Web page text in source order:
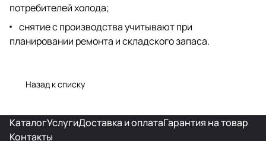
потребителей холода;
снятие с производства учитывают при
планировании ремонта и складского запаса.
Назад к списку
КаталогУслугиДоставка и оплатаГарантия на товар
Контакты